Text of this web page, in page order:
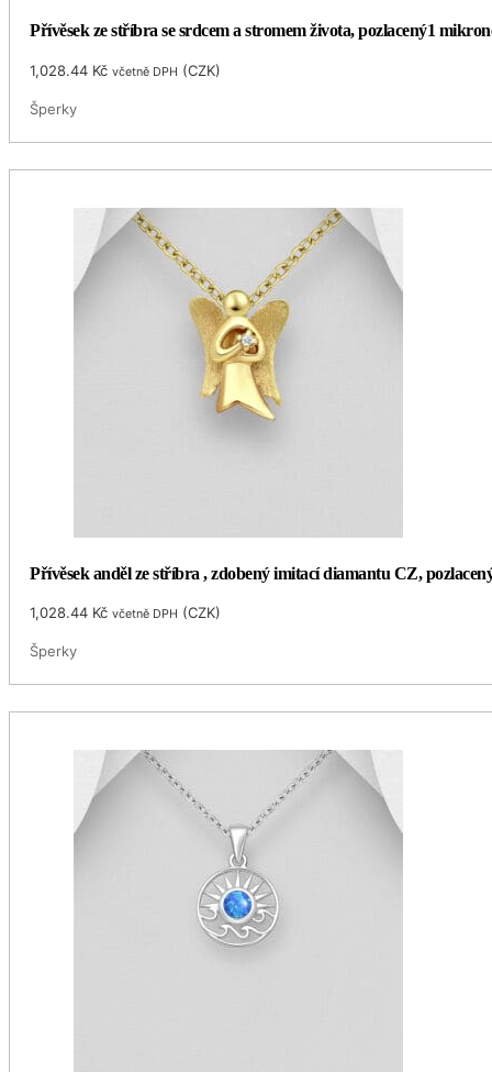
Přívěsek ze stříbra se srdcem a stromem života, pozlacený1
1,028.44 Kč včetně DPH (CZK)
Šperky
Přívěsek anděl ze stříbra , zdobený imitací diamantu CZ,
1,028.44 Kč včetně DPH (CZK)
Šperky